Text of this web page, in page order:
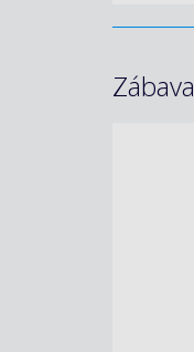
Zábava